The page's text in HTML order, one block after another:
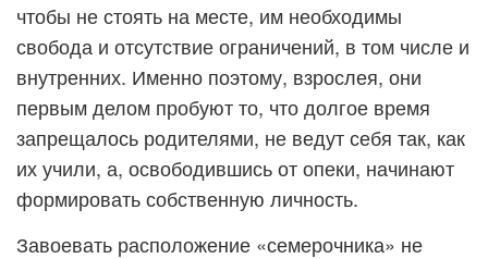
чтобы не стоять на месте, им необходимы
свобода и отсутствие ограничений, в том числе и
внутренних. Именно поэтому, взрослея, они
первым делом пробуют то, что долгое время
запрещалось родителями, не ведут себя так, как
их учили, а, освободившись от опеки, начинают
формировать собственную личность.
Завоевать расположение «семерочника» не